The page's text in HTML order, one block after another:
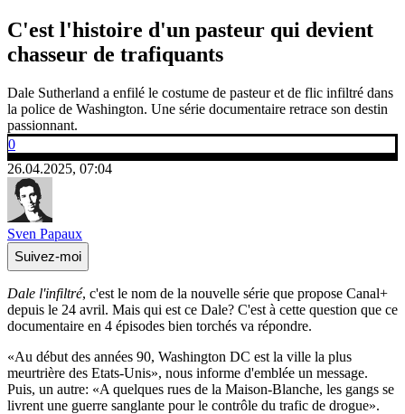
C'est l'histoire d'un pasteur qui devient
chasseur de trafiquants
Dale Sutherland a enfilé le costume de pasteur et de flic infiltré dans
la police de Washington. Une série documentaire retrace son destin
passionnant.
0
26.04.2025, 07:04
Sven Papaux
Suivez-moi
Dale l'infiltré, c'est le nom de la nouvelle série que propose Canal+
depuis le 24 avril. Mais qui est ce Dale? C'est à cette question que ce
documentaire en 4 épisodes bien torchés va répondre.
«Au début des années 90, Washington DC est la ville la plus
meurtrière des Etats-Unis», nous informe d'emblée un message.
Puis, un autre: «A quelques rues de la Maison-Blanche, les gangs se
livrent une guerre sanglante pour le contrôle du trafic de drogue».